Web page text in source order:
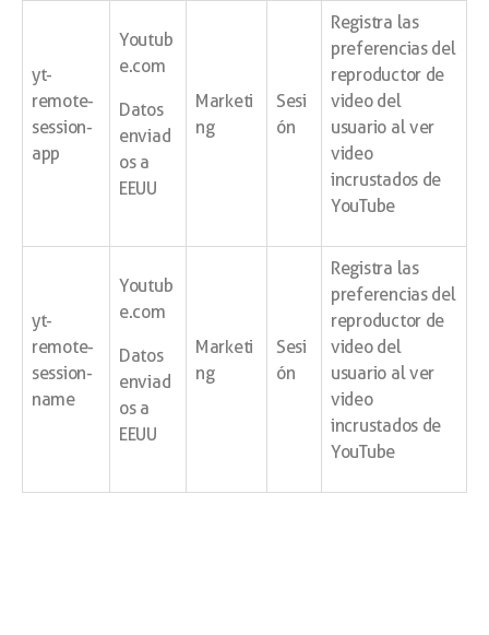
yt-
remote-
session-
app
Youtub
e.com
Datos
enviad
os a
EEUU
Marketi
ng
Sesi
ón
Registra las
preferencias del
reproductor de
video del
usuario al ver
video
incrustados de
YouTube
yt-
remote-
session-
name
Youtub
e.com
Datos
enviad
os a
EEUU
Marketi
ng
Sesi
ón
Registra las
preferencias del
reproductor de
video del
usuario al ver
video
incrustados de
YouTube